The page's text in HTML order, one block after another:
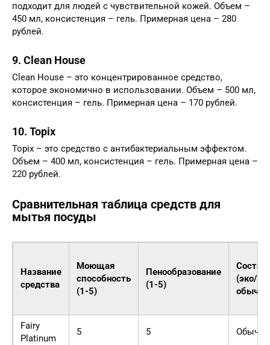
подходит для людей с чувствительной кожей. Объем –
450 мл, консистенция – гель. Примерная цена – 280
рублей.
9. Clean House
Clean House – это концентрированное средство,
которое экономично в использовании. Объем – 500 мл,
консистенция – гель. Примерная цена – 170 рублей.
10. Topix
Topix – это средство с антибактериальным эффектом.
Объем – 400 мл, консистенция – гель. Примерная цена –
220 рублей.
Сравнительная таблица средств для
мытья посуды
Название
средства
Моющая
способность
(1-5)
Пенообразование
(1-5)
Состав
(эко/
Fairy
Platinum
5 5